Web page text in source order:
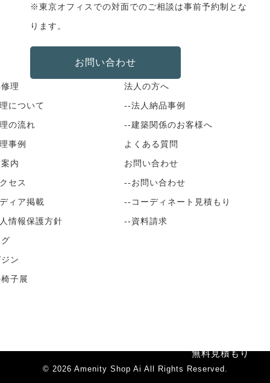
※東京オフィスでの対面でのご相談は事前予約制とな
ります。
お問い合わせ
理
について
の流れ
事例
内
セス
ィア掲載
情報保護方針
ン
子展
法人の方へ
--法人納品事例
--建築関係のお客様へ
よくある質問
お問い合わせ
--お問い合わせ
--コーディネート見積もり
--資料請求
無料見積もり
© 2026 Amenity Shop Ai All Rights Reserved.